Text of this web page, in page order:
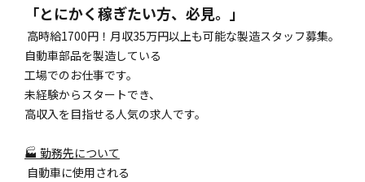
「とにかく稼ぎたい方、必見。」
高時給1700円！月収35万円以上も可能な製造スタッフ募集。
自動車部品を製造している
工場でのお仕事です。
未経験からスタートでき、
高収入を目指せる人気の求人です。
🏭 勤務先について
自動車に使用される